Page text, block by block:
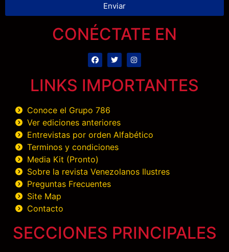
Enviar
CONÉCTATE EN
LINKS IMPORTANTES
Conoce el Grupo 786
Ver ediciones anteriores
Entrevistas por orden Alfabético
Terminos y condiciones
Media Kit (Pronto)
Sobre la revista Venezolanos Ilustres
Preguntas Frecuentes
Site Map
Contacto
SECCIONES PRINCIPALES